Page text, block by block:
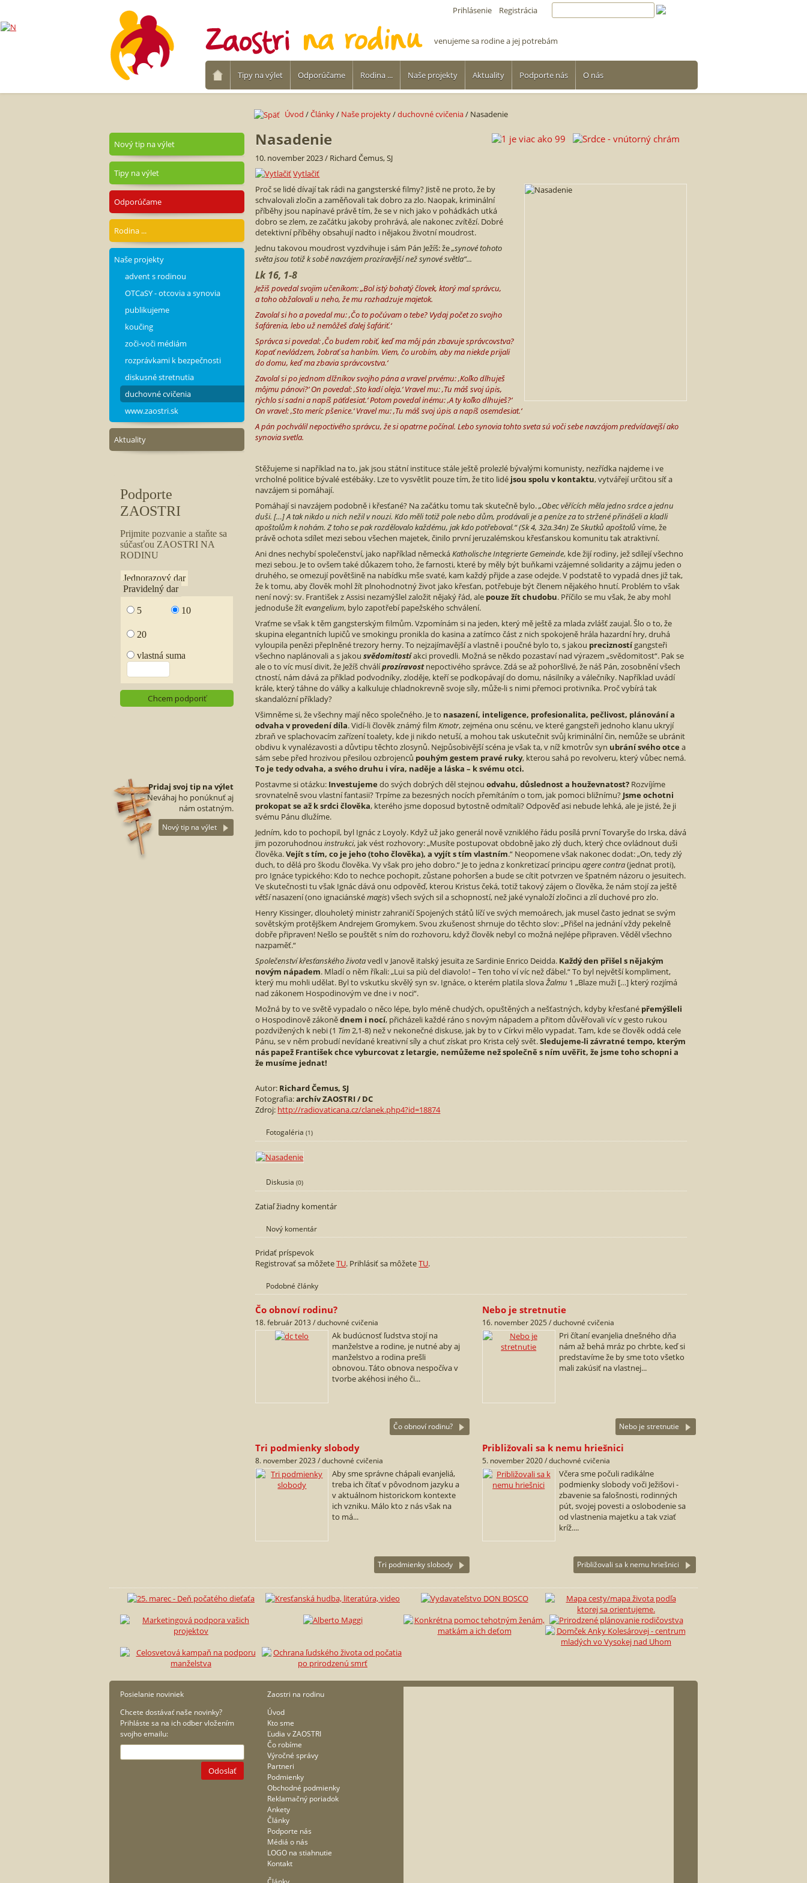
Prihlásenie Registrácia
venujeme sa rodine a jej potrebám
Tipy na výlet Odporúčame Rodina ... Naše projekty Aktuality Podporte nás O nás
Nový tip na výlet
Tipy na výlet
Odporúčame
Rodina ...
Naše projekty
advent s rodinou
OTCaSY - otcovia a synovia
publikujeme
koučing
zoči-voči médiám
rozprávkami k bezpečnosti
diskusné stretnutia
duchovné cvičenia
www.zaostri.sk
Aktuality
Pridaj svoj tip na výlet
Neváhaj ho ponúknuť aj
nám ostatným.
Nový tip na výlet
Úvod /Články/ Naše projekty/duchovné cvičenia/ Nasadenie
Nasadenie
10. november 2023 / Richard Čemus, SJ
Vytlačiť
Proč se lidé dívají tak rádi na gangsterské filmy? Jistě ne proto, že by
schvalovali zločin a zaměňovali tak dobro za zlo. Naopak, kriminální
příběhy jsou napínavé právě tím, že se v nich jako v pohádkách utká
dobro se zlem, ze začátku jakoby prohrává, ale nakonec zvítězí. Dobré
detektivní příběhy obsahují nadto i nějakou životní moudrost.
Jednu takovou moudrost vyzdvihuje i sám Pán Ježíš: že„synové tohoto
světa jsou totiž k sobě navzájem prozíravější než synové světla“...
Lk 16, 1-8
Ježiš povedal svojim učeníkom: „Bol istý bohatý človek, ktorý mal správcu,
a toho obžalovali u neho, že mu rozhadzuje majetok.
Zavolal si ho a povedal mu: ‚Čo to počúvam o tebe? Vydaj počet zo svojho
šafárenia, lebo už nemôžeš ďalej šafáriť.‘
Správca si povedal: ‚Čo budem robiť, keď ma môj pán zbavuje správcovstva?
Kopať nevládzem, žobrať sa hanbím. Viem, čo urobím, aby ma niekde prijali
do domu, keď ma zbavia správcovstva.‘
Zavolal si po jednom dlžníkov svojho pána a vravel prvému: ‚Koľko dlhuješ
môjmu pánovi?‘ On povedal: ‚Sto kadí oleja.‘ Vravel mu: ‚Tu máš svoj úpis,
rýchlo si sadni a napíš päťdesiat.‘ Potom povedal inému: ‚A ty koľko dlhuješ?‘
On vravel: ‚Sto meríc pšenice.‘ Vravel mu: ‚Tu máš svoj úpis a napíš osemdesiat.‘
A pán pochválil nepoctivého správcu, že si opatrne počínal. Lebo synovia tohto sveta sú voči sebe navzájom predvídavejší ako
synovia svetla.
Stěžujeme si například na to, jak jsou státní instituce stále ještě prolezlé bývalými komunisty, nezřídka najdeme i ve
vrcholné politice bývalé estébáky. Lze to vysvětlit pouze tím, že tito lidé jsou spolu v kontaktu, vytvářejí určitou síť a
navzájem si pomáhají.
Pomáhají si navzájem podobně i křesťané? Na začátku tomu tak skutečně bylo.„Obec věřících měla jedno srdce a jednu
duši. […] A tak nikdo u nich nežil v nouzi. Kdo měli totiž pole nebo dům, prodávali je a peníze za to stržené přinášeli a kladli
apoštolům k nohám. Z toho se pak rozdělovalo každému, jak kdo potřeboval.“ (Sk 4, 32a.34n)ZeSkutků apoštolů víme, že
právě ochota sdílet mezi sebou všechen majetek, činilo první jeruzalémskou křesťanskou komunitu tak atraktivní.
Ani dnes nechybí společenství, jako například německáKatholische Integrierte Gemeinde, kde žijí rodiny, jež sdílejí všechno
mezi sebou. Je to ovšem také důkazem toho, že farnosti, které by měly být buňkami vzájemné solidarity a zájmu jeden o
druhého, se omezují povětšině na nabídku mše svaté, kam každý přijde a zase odejde. V podstatě to vypadá dnes již tak,
že k tomu, aby člověk mohl žít plnohodnotný život jako křesťan, potřebuje být členem nějakého hnutí. Problém to však
není nový: sv. František z Assisi nezamýšlel založit nějaký řád, ale pouze žít chudobu. Příčilo se mu však, že aby mohl
jednoduše žítevangelium, bylo zapotřebí papežského schválení.
Vraťme se však k těm gangsterským filmům. Vzpomínám si na jeden, který mě ještě za mlada zvlášť zaujal. Šlo o to, že
skupina elegantních lupičů ve smokingu pronikla do kasina a zatímco část z nich spokojeně hrála hazardní hry, druhá
vyloupila penězi přeplněné trezory herny. To nejzajímavější a vlastně i poučné bylo to, s jakou preciznostígangsteři
všechno naplánovali a s jakousvědomitostíakci provedli. Možná se někdo pozastaví nad výrazem „svědomitost“. Pak se
ale o to víc musí divit, že Ježíš chválíprozíravost nepoctivého správce. Zdá se až pohoršlivé, že náš Pán, zosobnění všech
ctností, nám dává za příklad podvodníky, zloděje, kteří se podkopávají do domu, násilníky a válečníky. Například uvádí
krále, který táhne do války a kalkuluje chladnokrevně svoje síly, může-li s nimi přemoci protivníka. Proč vybírá tak
skandalózní příklady?
Všimněme si, že všechny mají něco společného. Je to nasazení, inteligence, profesionalita, pečlivost, plánování a
odvaha v provedení díla. Vidí-li člověk známý filmKmotr, zejména onu scénu, ve které gangsteři jednoho klanu ukryjí
zbraň ve splachovacím zařízení toalety, kde ji nikdo netuší, a mohou tak uskutečnit svůj kriminální čin, nemůže se ubránit
obdivu k vynalézavosti a důvtipu těchto zlosynů. Nejpůsobivější scéna je však ta, v níž kmotrův syn ubrání svého otce a
sám sebe před hrozivou přesilou ozbrojenců pouhým gestem pravé ruky, kterou sahá po revolveru, který vůbec nemá.
To je tedy odvaha, a svého druhu i víra, naděje a láska – k svému otci.
Postavme si otázku: Investujemedo svých dobrých děl stejnouodvahu, důslednost a houževnatost? Rozvíjíme
srovnatelně svou vlastní fantasii? Trpíme za bezesných nocích přemítáním o tom, jak pomoci bližnímu? Jsme ochotni
prokopat se až k srdci člověka, kterého jsme doposud bytostně odmítali? Odpověď asi nebude lehká, ale je jisté, že ji
svému Pánu dlužíme.
Jedním, kdo to pochopil, byl Ignác z Loyoly. Když už jako generál nově vzniklého řádu posílá první Tovaryše do Irska, dává
jim pozoruhodnou instrukci, jak vést rozhovory: „Musíte postupovat obdobně jako zlý duch, který chce ovládnout duši
člověka.Vejít s tím, co je jeho (toho člověka), a vyjít s tím vlastním.“ Neopomene však nakonec dodat: „On, tedy zlý
duch, to dělá pro škodu člověka. Vy však pro jeho dobro.“ Je to jedna z konkretizací principuagere contra(jednat proti),
pro Ignáce typického: Kdo to nechce pochopit, zůstane pohoršen a bude se cítit potvrzen ve špatném názoru o jesuitech.
Ve skutečnosti tu však Ignác dává onu odpověď, kterou Kristus čeká, totiž takový zájem o člověka, že nám stojí za ještě
většínasazení (ono ignaciánskémagis) všech svých sil a schopností, než jaké vynaloží zločinci a zlí duchové pro zlo.
Henry Kissinger, dlouholetý ministr zahraničí Spojených států líčí ve svých memoárech, jak musel často jednat se svým
sovětským protějškem Andrejem Gromykem. Svou zkušenost shrnuje do těchto slov: „Přišel na jednání vždy pekelně
dobře připraven! Nešlo se pouštět s ním do rozhovoru, když člověk nebyl co možná nejlépe připraven. Věděl všechno
nazpaměť.“
Společenství křesťanského životavedl v Janově italský jesuita ze Sardinie Enrico Deidda. Každý den přišel s nějakým
novým nápadem. Mladí o něm říkali: „Lui sa più del diavolo! – Ten toho ví víc než ďábel.“ To byl největší kompliment,
který mu mohli udělat. Byl to vskutku skvělý syn sv. Ignáce, o kterém platila slovaŽalmu 1 „Blaze muži […] který rozjímá
nad zákonem Hospodinovým ve dne i v noci“.
Možná by to ve světě vypadalo o něco lépe, bylo méně chudých, opuštěných a nešťastných, kdyby křesťané přemýšleli
o Hospodinově zákonědnem i nocí, přicházeli každé ráno s novým nápadem a přitom důvěřovali víc v gesto rukou
pozdvižených k nebi (1 Tim2,1-8) než v nekonečné diskuse, jak by to v Církvi mělo vypadat. Tam, kde se člověk oddá cele
Pánu, se v něm probudí nevídané kreativní síly a chuť získat pro Krista celý svět.Sledujeme-li závratné tempo, kterým
nás papež František chce vyburcovat z letargie, nemůžeme než společně s ním uvěřit, že jsme toho schopni a
že musíme jednat!
Autor: Richard Čemus, SJ
Fotografia:archí­v ZAOSTRI / DC
Zdroj: http://radiovaticana.cz/clanek.php4?id=18874
Fotogaléria(1)
Diskusia(0)
Zatiaľ žiadny komentár
Nový komentár
Pridať príspevok
Registrovať sa môžeteTU. Prihlásiť sa môžeteTU.
Podobné články
Čo obnoví rodinu?
Čo obnoví rodinu?
18. február 2013 / duchovné cvičenia
Ak budúcnosť ľudstva stojí na
manželstve a rodine, je nutné aby aj
manželstvo a rodina prešli
obnovou. Táto obnova nespočíva v
tvorbe akéhosi iného či...
Nebo je stretnutie
Nebo je stretnutie
16. november 2025 / duchovné cvičenia
Pri čítaní evanjelia dnešného dňa
nám až behá mráz po chrbte, keď si
predstavíme že by sme toto všetko
mali zakúsiť na vlastnej...
Tri podmienky slobody
Tri podmienky slobody
8. november 2023 / duchovné cvičenia
Aby sme správne chápali evanjeliá,
treba ich čítať v pôvodnom jazyku a
v aktuálnom historickom kontexte
ich vzniku. Málo kto z nás však na
to má...
Približovali sa k nemu hriešnici
Približovali sa k nemu hriešnici
5. november 2020 / duchovné cvičenia
Včera sme počuli radikálne
podmienky slobody voči Ježišovi -
zbavenie sa falošnosti, rodinných
pút, svojej povesti a oslobodenie sa
od vlastnenia majetku a tak vziať
kríž....
Posielanie noviniek
Chcete dostávať naše novinky?
Prihláste sa na ich odber vložením
svojho emailu:
Odoslať
Zaostri na rodinu
Úvod
Kto sme
Ľudia v ZAOSTRI
Čo robíme
Výročné správy
Partneri
Podmienky
Obchodné podmienky
Reklamačný poriadok
Ankety
Články
Podporte nás
Médiá o nás
LOGO na stiahnutie
Kontakt